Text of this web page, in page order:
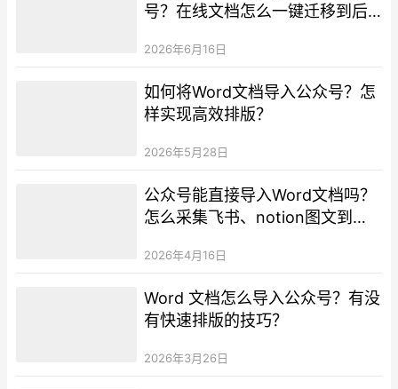
号？在线文档怎么一键迁移到后
2026年6月16日
如何将Word文档导入公众号？怎
样实现高效排版？
2026年5月28日
公众号能直接导入Word文档吗？
怎么采集飞书、notion图文到公
2026年4月16日
Word 文档怎么导入公众号？有没
有快速排版的技巧？
2026年3月26日